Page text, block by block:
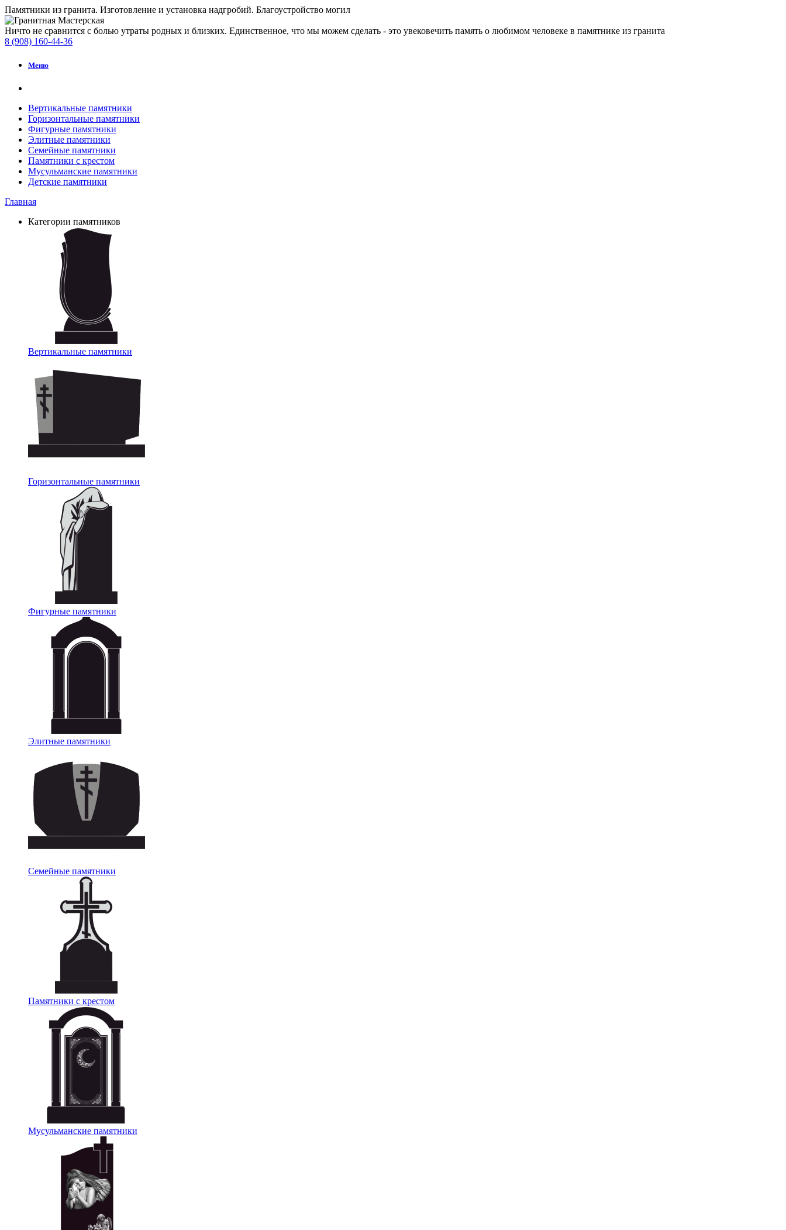
Памятники из гранита. Изготовление и установка надгробий. Благоустройство могил
Ничто не сравнится с болью утраты родных и близких. Единственное, что мы можем сделать - это увековечить память о любимом человеке в памятнике из гранита
8 (908) 160-44-36
Меню
Вертикальные памятники
Горизонтальные памятники
Фигурные памятники
Элитные памятники
Семейные памятники
Памятники с крестом
Мусульманские памятники
Детские памятники
Главная
Категории памятников
Вертикальные памятники
Горизонтальные памятники
Фигурные памятники
Элитные памятники
Семейные памятники
Памятники с крестом
Мусульманские памятники